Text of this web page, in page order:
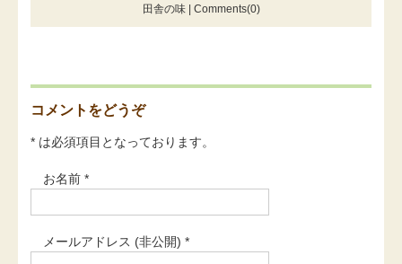
田舎の味| Comments(0)
コメントをどうぞ
* は必須項目となっております。
お名前 *
メールアドレス (非公開) *